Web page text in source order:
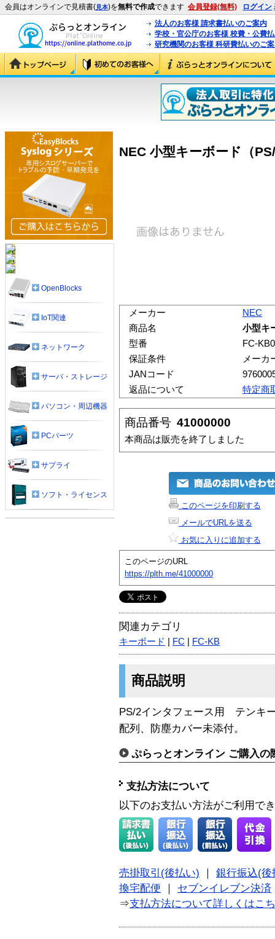
会員はオンラインで見積書(見本)を無料で作成できます 会員登録(無料) ログイン
法人のお客様 請求書払いのご案内
学校・官公庁のお客様 校費・公費
研究機関のお客様 科研費払いのご
NEC 小型キーボード（
メーカー
NEC
商品名
小型キ
型番
FC-
保証条件
メーカ
JANコード
返品について
特定商
商品番号 41000000
本商品は販売を終了しました
このページを印刷する
メールでURLを送る
お気に入りに追加する
このページのURL
https://plth.me/41000000
関連カテゴリ
キーボード FC FC-KB
商品説明
PS/2インタフェース用 テンキ
配列、防塵カバー未添付。
ぷらっとオンライン ご購入の
支払方法について
以下のお支払い方法がご利用で
売掛取引(後払い)
銀行振込(後
換宅配便
セブンイレブン決済
⇒支払方法について詳しくはこ
OpenBlocks
IoT関連
ネットワーク
サーバ・ストレージ
パソコン・周辺機器
PCパーツ
サプライ
ソフト・ライセンス